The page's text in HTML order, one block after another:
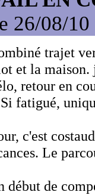
26/08/10
trajet
et la
retour en
fatigué,
c'est
Le
début de